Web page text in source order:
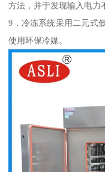
方法，并于发现输入电力
9．冷冻系统采用二元式
使用环保冷媒。